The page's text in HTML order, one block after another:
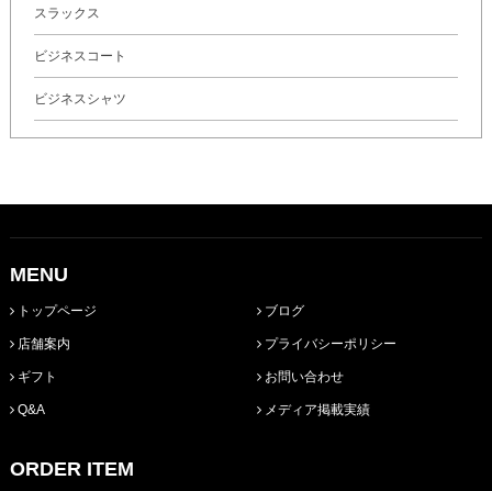
スラックス
ビジネスコート
ビジネスシャツ
MENU
トップページ
店舗案内
ギフト
Q&A
ブログ
プライバシーポリシー
お問い合わせ
メディア掲載実績
ORDER ITEM